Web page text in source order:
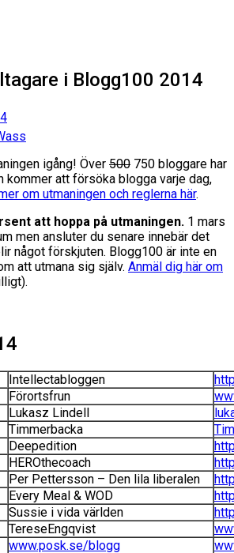
i Blogg100 2014
igång! Över 500 750 bloggare har
kommer att försöka blogga varje dag,
om utmaningen och reglerna här.
att hoppa på utmaningen. 1 mars
men ansluter du senare innebär det
något förskjuten. Blogg100 är inte en
att utmana sig själv. Anmäl dig här om
Intellectabloggen
Förortsfrun
Lukasz Lindell
Timmerbacka
Deepedition
HEROthecoach
Per Pettersson – Den lila liberalen
Every Meal & WOD
Sussie i vida världen
TereseEngqvist
www.posk.se/blogg